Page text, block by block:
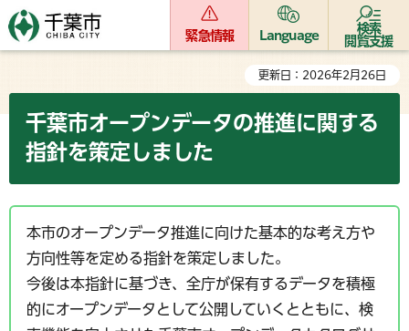
緊急情報 Language
検索
閲覧支援
更新日：2026年2月26日
千葉市オープンデータの推進に関する
指針を策定しました
本市のオープンデータ推進に向けた基本的な考え方や
方向性等を定める指針を策定しました。
今後は本指針に基づき、全庁が保有するデータを積極
的にオープンデータとして公開していくとともに、検